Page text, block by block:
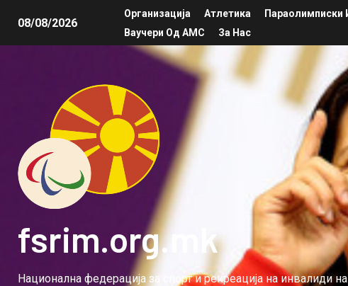
08/08/2026
Организација Атлетика Параолимписки
Ваучери Од АМС
За Нас
fsrim.org.mk
Национална федерација за спорт и рекреација на инвалиди